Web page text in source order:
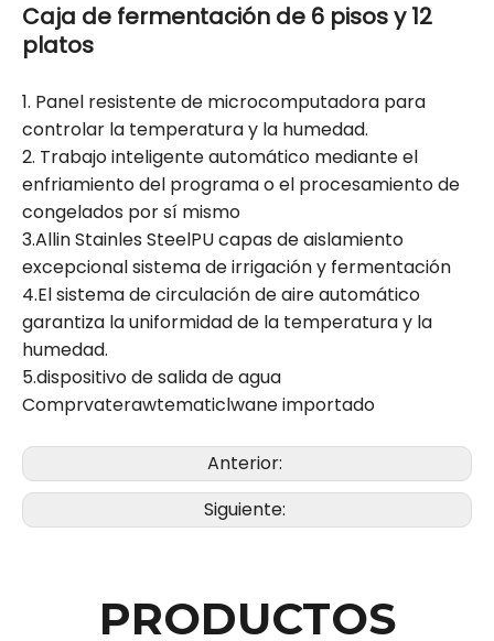
Caja de fermentación de 6 pisos y 12
platos
1. Panel resistente de microcomputadora para
controlar la temperatura y la humedad.
2. Trabajo inteligente automático mediante el
enfriamiento del programa o el procesamiento de
congelados por sí mismo
3.Allin Stainles SteelPU capas de aislamiento
excepcional sistema de irrigación y fermentación
4.El sistema de circulación de aire automático
garantiza la uniformidad de la temperatura y la
humedad.
5.dispositivo de salida de agua
Comprvaterawtematiclwane importado
Anterior:
Siguiente:
PRODUCTOS